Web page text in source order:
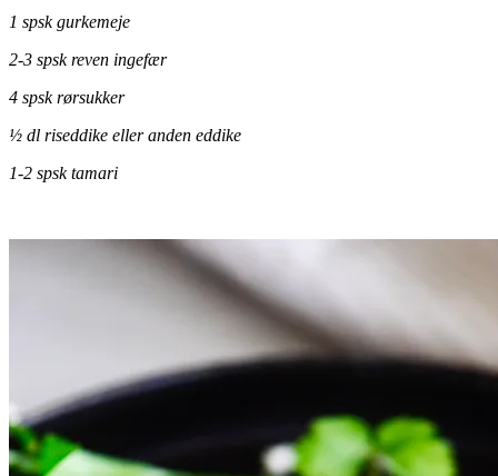
1 spsk gurkemeje
2-3 spsk reven ingefær
4 spsk rørsukker
½ dl riseddike eller anden eddike
1-2 spsk tamari